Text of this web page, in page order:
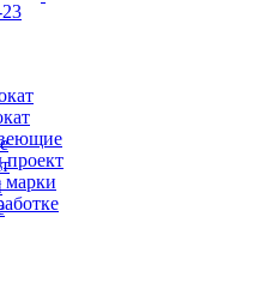
проект
марки